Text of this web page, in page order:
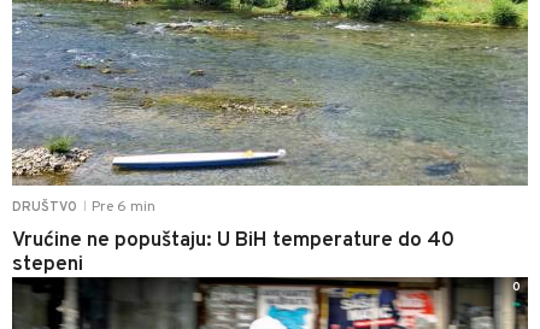
DRUŠTVO Pre 6 min
Vrućine ne popuštaju: U BiH temperature do 40
stepeni
0